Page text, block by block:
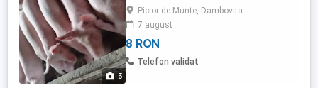
3
funcție de mărime pentru mai multe
informații sunați
Picior de Munte, Dambovita
7 august
8 RON
Telefon validat